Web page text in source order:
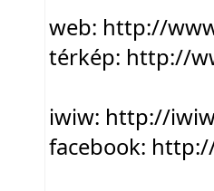
web: http://
térkép: http://
iwiw: http://
facebook: